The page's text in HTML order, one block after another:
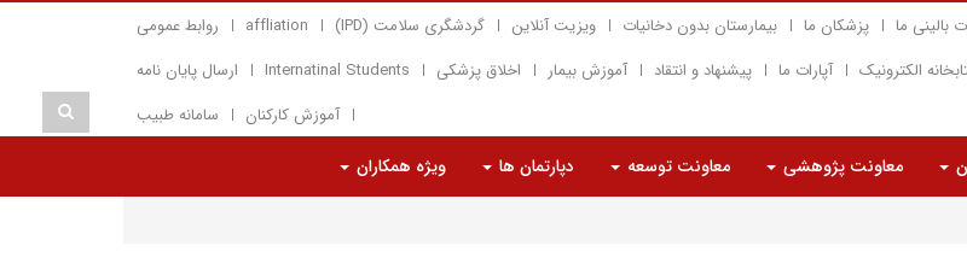
بالینی ما پزشکان ما بیمارستان بدون دخانیات ویزیت آنلاین گردشگری سلامت (IPD) affliation
روابط عمومی
الکترونیک آپارات ما پیشنهاد و انتقاد آموزش بیمار اخلاق پزشکی Internatinal Students
ارسال پایان نامه
آموزش کارکنان
سامانه طبیب
معاونت پژوهشی معاونت توسعه دپارتمان ها
ویژه همکاران